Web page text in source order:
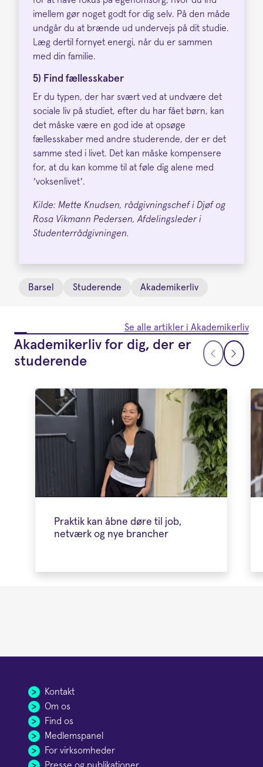
imellem gør noget godt for dig selv. På den måde
undgår du at brænde ud undervejs på dit studie.
Læg dertil fornyet energi, når du er sammen
med din familie.
5) Find fællesskaber
Er du typen, der har svært ved at undvære det
sociale liv på studiet, efter du har fået børn, kan
det måske være en god ide at opsøge
fællesskaber med andre studerende, der er det
samme sted i livet. Det kan måske kompensere
for, at du kan komme til at føle dig alene med
’voksenlivet’.
Kilde: Mette Knudsen, rådgivningschef i Djøf og
Rosa Vikmann Pedersen, Afdelingsleder i
Studenterrådgivningen.
Barsel Studerende Akademikerliv
Se alle artikler i Akademikerliv
Akademikerliv for dig, der er
studerende
Praktik kan åbne døre til job,
netværk og nye brancher
Kontakt
Om os
Find os
Medlemspanel
For virksomheder